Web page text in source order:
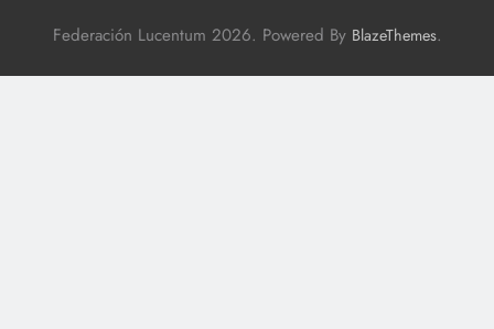
Federación Lucentum 2026. Powered By BlazeThemes.